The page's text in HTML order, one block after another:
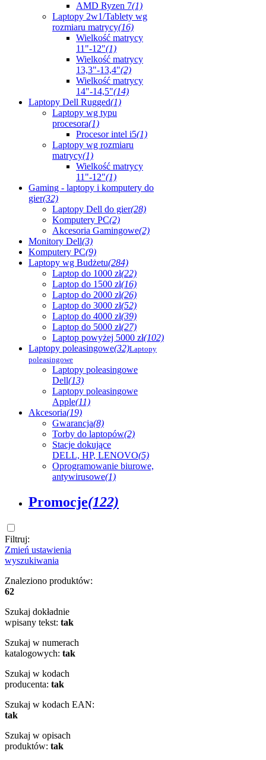
AMD Ryzen 7(1)
Laptopy 2w1/Tablety wg
rozmiaru matrycy(16)
Wielkość matrycy
11"-12"(1)
Wielkość matrycy
13,3"-13,4"(2)
Wielkość matrycy
14"-14,5"(14)
Laptopy Dell Rugged(1)
Laptopy wg typu
procesora(1)
Procesor intel i5(1)
Laptopy wg rozmiaru
matrycy(1)
Wielkość matrycy
11"-12"(1)
Gaming - laptopy i komputery do
gier(32)
Laptopy Dell do gier(28)
Komputery PC(2)
Akcesoria Gamingowe(2)
Monitory Dell(3)
Komputery PC(9)
Laptopy wg Budżetu(284)
Laptop do 1000 zł(22)
Laptop do 1500 zł(16)
Laptop do 2000 zł(26)
Laptop do 3000 zł(52)
Laptop do 4000 zł(39)
Laptop do 5000 zł(27)
Laptop powyżej 5000 zł(102)
Laptopy poleasingowe(32)Laptopy
poleasingowe
Laptopy poleasingowe
Dell(13)
Laptopy poleasingowe
Apple(11)
Akcesoria(19)
Gwarancja(8)
Torby do laptopów(2)
Stacje dokujące
DELL, HP, LENOVO(5)
Oprogramowanie biurowe,
antywirusowe(1)
Promocje(122)
Filtruj:
Zmień ustawienia
wyszukiwania
Znaleziono produktów:
62
Szukaj dokładnie
wpisany tekst: tak
Szukaj w numerach
katalogowych: tak
Szukaj w kodach
producenta: tak
Szukaj w kodach EAN:
tak
Szukaj w opisach
produktów: tak